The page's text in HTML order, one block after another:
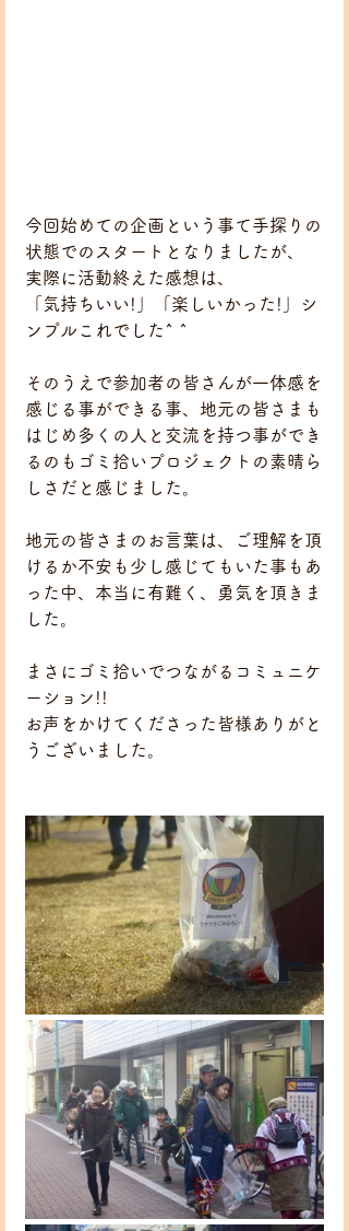
今回始めての企画という事て手探りの
状態でのスタートとなりましたが、
実際に活動終えた感想は、
「気持ちいい!」「楽しいかった!」シ
ンプルこれでした^ ^
そのうえで参加者の皆さんが一体感を
感じる事ができる事、地元の皆さまも
はじめ多くの人と交流を持つ事ができ
るのもゴミ拾いプロジェクトの素晴ら
しさだと感じました。
地元の皆さまのお言葉は、ご理解を頂
けるか不安も少し感じてもいた事もあ
った中、本当に有難く、勇気を頂きま
した。
まさにゴミ拾いでつながるコミュニケ
ーション!!
お声をかけてくださった皆様ありがと
うございました。